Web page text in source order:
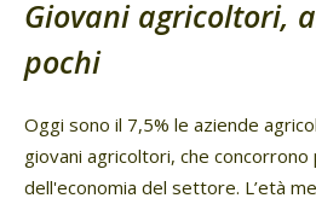
Giovani agricoltori,
pochi
Oggi sono il 7,5% le aziende
giovani agricoltori, che concorrono
dell'economia del settore. L’età